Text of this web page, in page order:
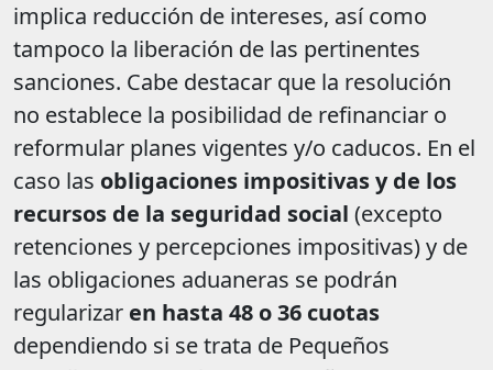
implica reducción de intereses, así como
tampoco la liberación de las pertinentes
sanciones. Cabe destacar que la resolución
no establece la posibilidad de refinanciar o
reformular planes vigentes y/o caducos. En el
caso las obligaciones impositivas y de los
recursos de la seguridad social (excepto
retenciones y percepciones impositivas) y de
las obligaciones aduaneras se podrán
regularizar en hasta 48 o 36 cuotas
dependiendo si se trata de Pequeños